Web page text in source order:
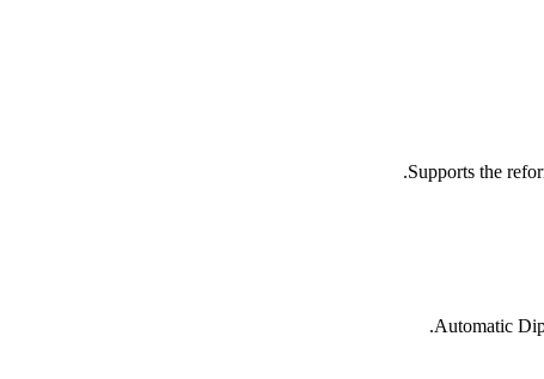
Supports the
Automatic